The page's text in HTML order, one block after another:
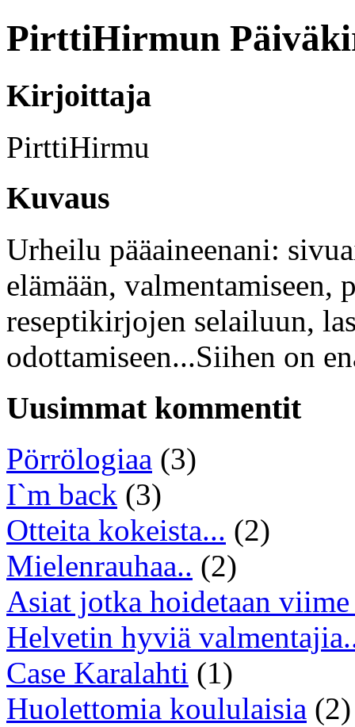
PirttiHirmun
Kirjoittaja
PirttiHirmu
Kuvaus
Urheilu pääaineenani:
elämään,
reseptikirjojen selailuun,
odottamiseen...Siihen on
Uusimmat kommentit
Pörrölogiaa (3)
I`m back (3)
Otteita kokeista... (2)
Mielenrauhaa.. (2)
Asiat jotka hoidetaan viime
Helvetin hyviä
Case Karalahti (1)
Huolettomia koululaisia (2)